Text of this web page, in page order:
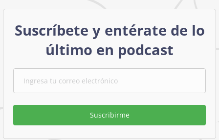
Suscríbete y entérate de lo
último en podcast
Suscribirme